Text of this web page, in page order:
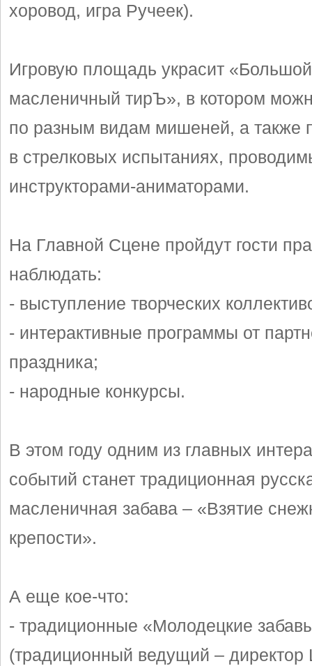
хоровод, игра Ручеек).
Игровую площадь украсит «Большой
масленичный тирЪ», в котором
по разным видам мишеней, а также
в стрелковых испытаниях,
инструкторами-аниматорами.
На Главной Сцене пройдут гости
наблюдать:
- выступление творческих
- интерактивные программы от
праздника;
- народные конкурсы.
В этом году одним из главных
событий станет традиционная
масленичная забава – «Взятие
крепости».
А еще кое-что:
- традиционные «Молодецкие
(традиционный ведущий –